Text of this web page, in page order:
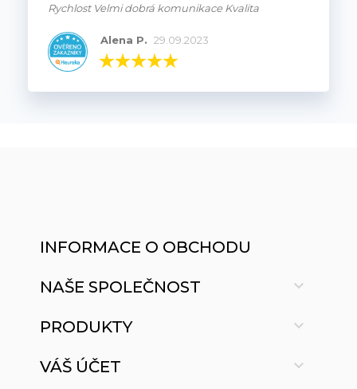
Rychlost Velmi dobrá komunikace Kvalita
Alena P. 29.09.2023
INFORMACE O OBCHODU
NAŠE SPOLEČNOST 
PRODUKTY 
VÁŠ ÚČET 